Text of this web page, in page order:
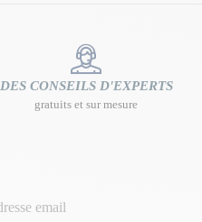
DES CONSEILS D'EXPERTS
gratuits et sur mesure